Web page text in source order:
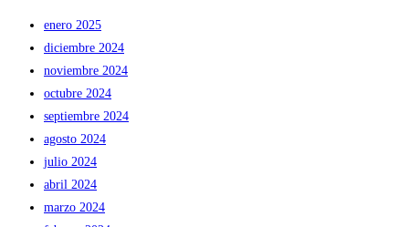
enero 2025
diciembre 2024
noviembre 2024
octubre 2024
septiembre 2024
agosto 2024
julio 2024
abril 2024
marzo 2024